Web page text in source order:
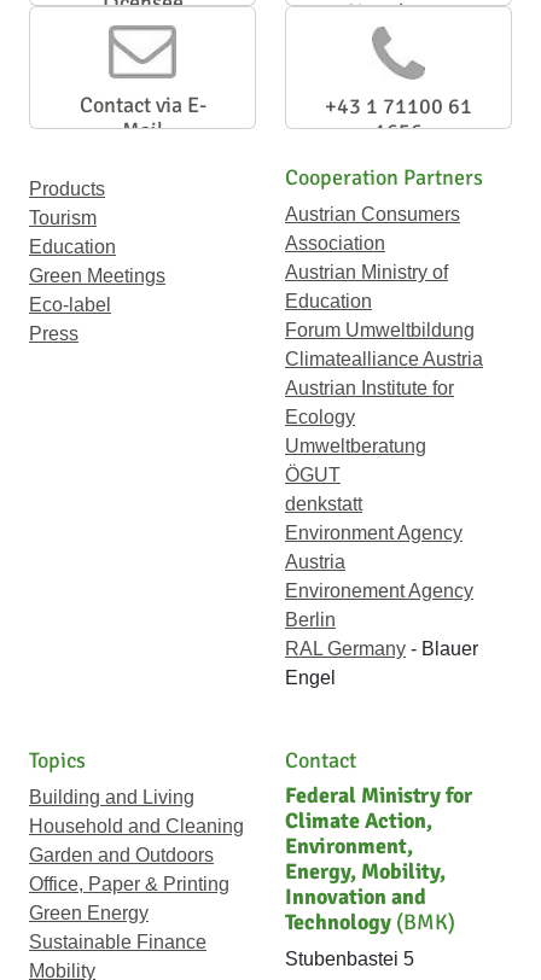
Newsletter
Contact via E-
Mail
+43 1 71100 61
1656
Products
Tourism
Education
Green Meetings
Eco-label
Press
Cooperation Partners
Austrian Consumers
Association
Austrian Ministry of
Education
Forum Umweltbildung
Climatealliance Austria
Austrian Institute for
Ecology
Umweltberatung
ÖGUT
denkstatt
Environment Agency
Austria
Environement Agency
Berlin
RAL Germany - Blauer
Engel
Topics
Building and Living
Household and Cleaning
Garden and Outdoors
Office, Paper & Printing
Green Energy
Sustainable Finance
Mobility
Contact
Federal Ministry for
Climate Action,
Environment,
Energy, Mobility,
Innovation and
Technology (BMK)
Stubenbastei 5